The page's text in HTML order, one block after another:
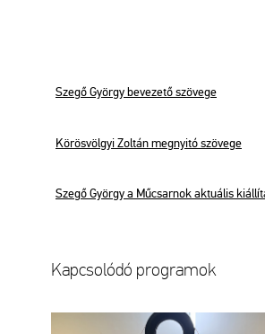
Szegő György be­ve­ze­tő szö­ve­ge
Kö­rös­völ­gyi Zol­tán meg­nyi­tó szö­ve­ge
Szegő György a Mű­csar­nok ak­tu­á­lis
Kap­cso­ló­dó prog­ra­mok